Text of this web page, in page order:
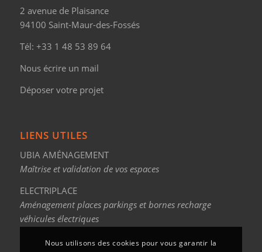
2 avenue de Plaisance
94100 Saint-Maur-des-Fossés
Tél: +33 1 48 53 89 64
Nous écrire un mail
Déposer votre projet
LIENS UTILES
UBIA AMÉNAGEMENT
Maîtrise et validation de vos espaces
ELECTRIPLACE
Aménagement places parkings et bornes recharge
véhicules électriques
Nous utilisons des cookies pour vous garantir la